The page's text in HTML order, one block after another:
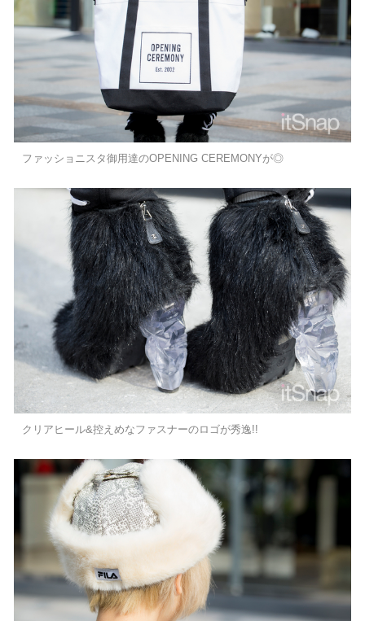
ファッショニスタ御用達のOPENING CEREMONYが◎
クリアヒール&控えめなファスナーのロゴが秀逸!!